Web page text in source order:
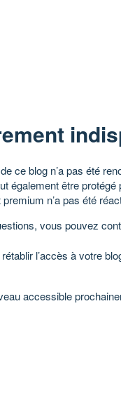
ce blog n’a pas été
également être protégé
n’a pas été
vous pouvez
l’accès à votre
accessible